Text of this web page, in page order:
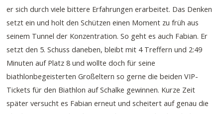
er sich durch viele bittere Erfahrungen erarbeitet. Das Denken
setzt ein und holt den Schützen einen Moment zu früh aus
seinem Tunnel der Konzentration. So geht es auch Fabian. Er
setzt den 5. Schuss daneben, bleibt mit 4 Treffern und 2:49
Minuten auf Platz 8 und wollte doch für seine
biathlonbegeisterten Großeltern so gerne die beiden VIP-
Tickets für den Biathlon auf Schalke gewinnen. Kurze Zeit
später versucht es Fabian erneut und scheitert auf genau die